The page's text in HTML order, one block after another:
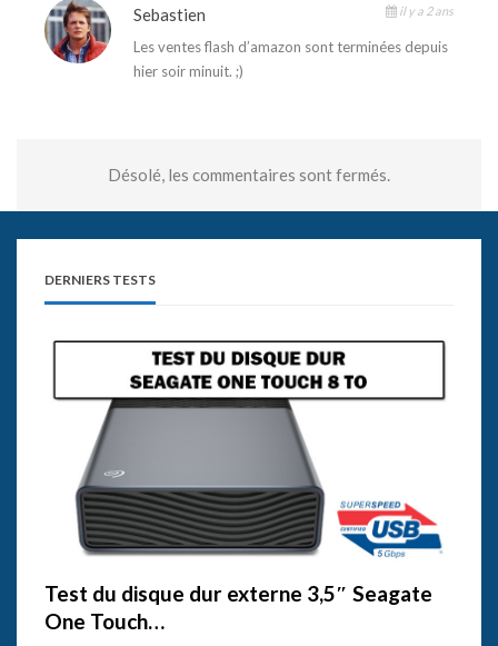
Sebastien il y a 2 ans
Les ventes flash d’amazon sont terminées depuis
hier soir minuit. ;)
Désolé, les commentaires sont fermés.
DERNIERS TESTS
Test du disque dur externe 3,5″ Seagate
One Touch…